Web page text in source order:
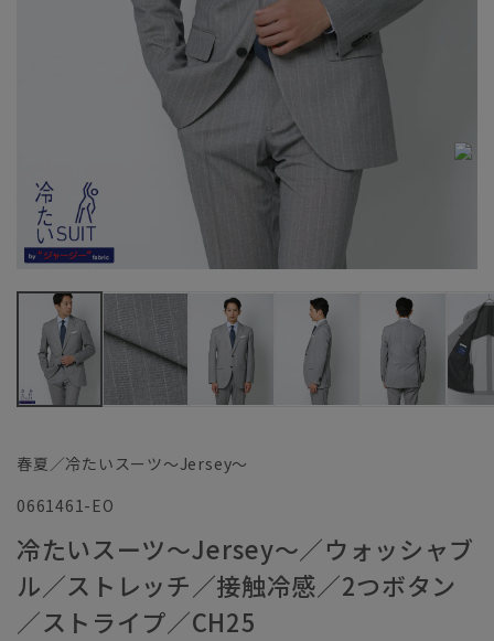
春夏／冷たいスーツ～Jersey～
0661461-EO
冷たいスーツ～Jersey～／ウォッシャブ
ル／ストレッチ／接触冷感／2つボタン
／ストライプ／CH25